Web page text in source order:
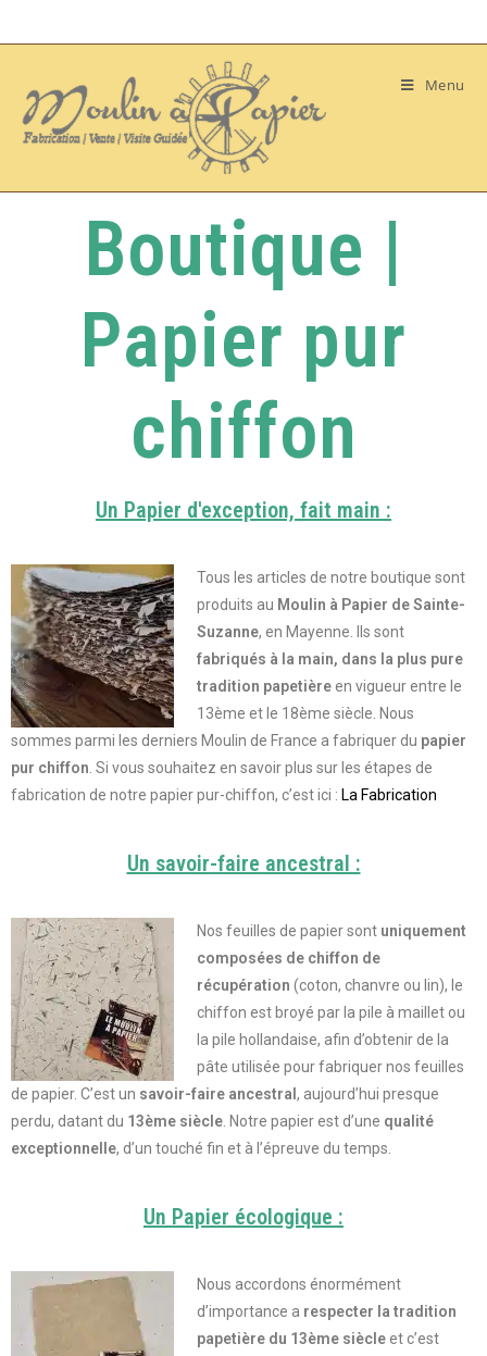
Menu
Boutique |
Papier pur
chiffon
Un Papier d'exception, fait main :
Tous les articles de notre boutique sont
produits au Moulin à Papier de Sainte-
Suzanne, en Mayenne. Ils sont
fabriqués à la main, dans la plus pure
tradition papetièreen vigueur entre le
13ème et le 18ème siècle. Nous
sommes parmi les derniers Moulin de France a fabriquer du papier
pur chiffon Si vous souhaitez en savoir plus sur les étapes de
fabrication de notre papier pur-chiffon, c’est ici : La Fabrication
Un savoir-faire ancestral :
Nos feuilles de papier sont uniquement
composées de chiffon de
récupération (coton, chanvre ou lin), le
chiffon est broyé par la pile à maillet ou
la pile hollandaise, afin d’obtenir de la
pâte utilisée pour fabriquer nos feuilles
de papier. C’est un savoir-faire ancestral , aujourd’hui presque
perdu, datant du 13ème siècle . Notre papier est d’une qualité
exceptionnelle, d’un touché fin et à l’épreuve du temps.
Un Papier écologique :
Nous accordons énormément
d’importance a respecter la tradition
papetière du 13ème siècleet c’est